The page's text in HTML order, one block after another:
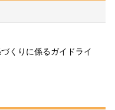
くりに係るガイドライ